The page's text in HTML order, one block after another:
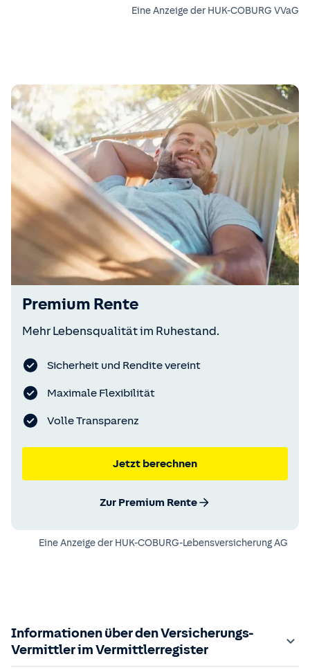
Eine Anzeige der HUK-COBURG VVaG
Premium Rente
Mehr Lebensqualität im Ruhestand.
Sicherheit und Rendite vereint
Maximale Flexibilität
Volle Transparenz
Jetzt berechnen
Zur Premium Rente
Eine Anzeige der HUK-COBURG-Lebensversicherung AG
Informationen über den Versicherungs-
Vermittler im Vermittlerregister